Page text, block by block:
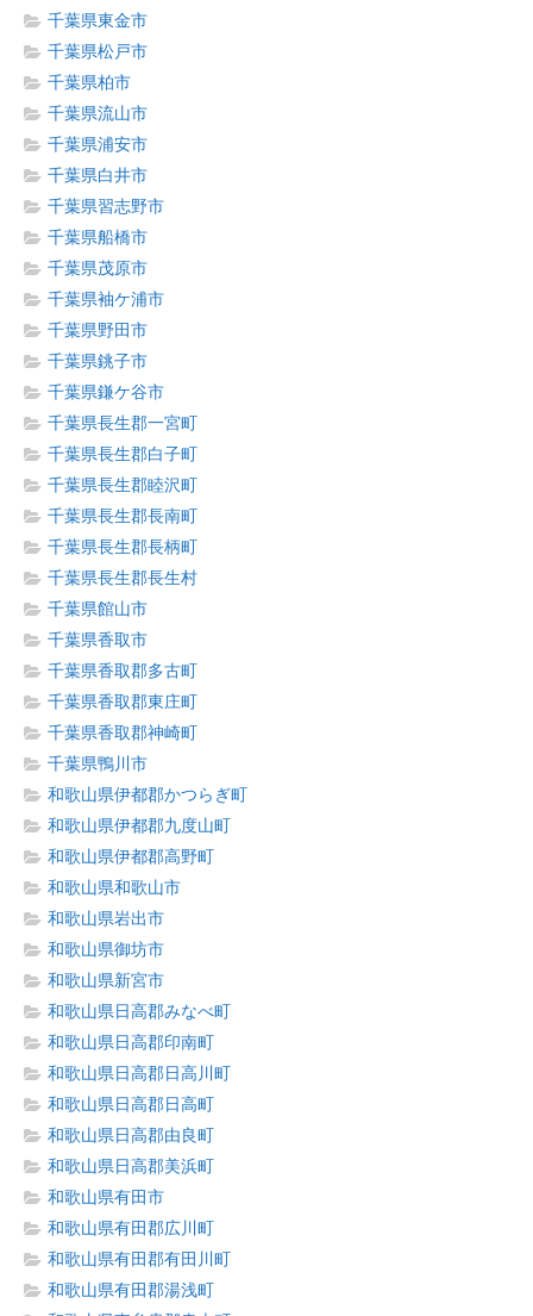
千葉県東金市
千葉県松戸市
千葉県柏市
千葉県流山市
千葉県浦安市
千葉県白井市
千葉県習志野市
千葉県船橋市
千葉県茂原市
千葉県袖ケ浦市
千葉県野田市
千葉県銚子市
千葉県鎌ケ谷市
千葉県長生郡一宮町
千葉県長生郡白子町
千葉県長生郡睦沢町
千葉県長生郡長南町
千葉県長生郡長柄町
千葉県長生郡長生村
千葉県館山市
千葉県香取市
千葉県香取郡多古町
千葉県香取郡東庄町
千葉県香取郡神崎町
千葉県鴨川市
和歌山県伊都郡かつらぎ町
和歌山県伊都郡九度山町
和歌山県伊都郡高野町
和歌山県和歌山市
和歌山県岩出市
和歌山県御坊市
和歌山県新宮市
和歌山県日高郡みなべ町
和歌山県日高郡印南町
和歌山県日高郡日高川町
和歌山県日高郡日高町
和歌山県日高郡由良町
和歌山県日高郡美浜町
和歌山県有田市
和歌山県有田郡広川町
和歌山県有田郡有田川町
和歌山県有田郡湯浅町